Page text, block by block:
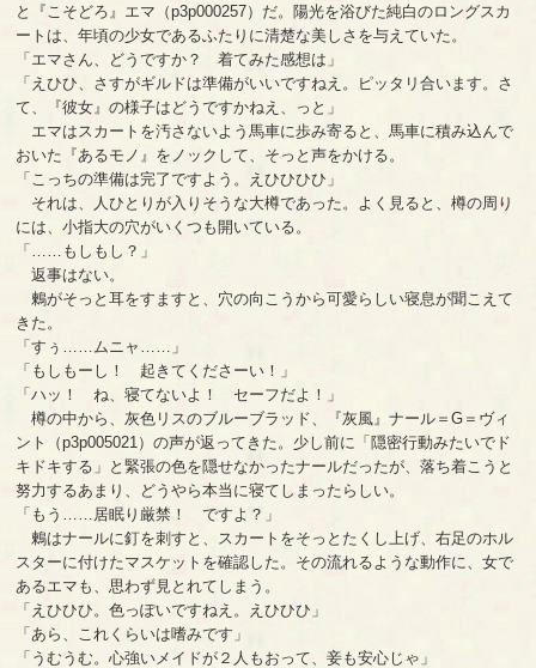
と『こそどろ』エマ（p3p000257）だ。陽光を浴びた純白のロングスカ
ートは、年頃の少女であるふたりに清楚な美しさを与えていた。
「エマさん、どうですか？ 着てみた感想は」
「えひひ、さすがギルドは準備がいいですねえ。ピッタリ合います。さ
て、『彼女』の様子はどうですかねえ、っと」
エマはスカートを汚さないよう馬車に歩み寄ると、馬車に積み込んで
おいた『あるモノ』をノックして、そっと声をかける。
「こっちの準備は完了ですよう。えひひひひ」
それは、人ひとりが入りそうな大樽であった。よく見ると、樽の周り
には、小指大の穴がいくつも開いている。
「……もしもし？」
返事はない。
鶫がそっと耳をすますと、穴の向こうから可愛らしい寝息が聞こえて
きた。
「すぅ……ムニャ……」
「もしもーし！ 起きてくださーい！」
「ハッ！ ね、寝てないよ！ セーフだよ！」
樽の中から、灰色リスのブルーブラッド、『灰風』ナール＝G＝ヴィ
ント（p3p005021）の声が返ってきた。少し前に「隠密行動みたいでド
キドキする」と緊張の色を隠せなかったナールだったが、落ち着こうと
努力するあまり、どうやら本当に寝てしまったらしい。
「もう……居眠り厳禁！ ですよ？」
鶫はナールに釘を刺すと、スカートをそっとたくし上げ、右足のホル
スターに付けたマスケットを確認した。その流れるような動作に、女で
あるエマも、思わず見とれてしまう。
「えひひひ。色っぽいですねえ。えひひひ」
「あら、これくらいは嗜みです」
「うむうむ。心強いメイドが２人もおって、妾も安心じゃ」